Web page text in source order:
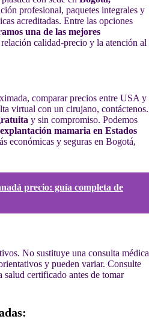
profesional, paquetes integrales y
acreditadas. Entre las opciones
una de las mejores
calidad-precio y la atención al
comparar precios entre USA y
virtual con un cirujano, contáctenos.
y sin compromiso. Podemos
mamaria en Estados
económicas y seguras en Bogotá,
precio: guía completa de
No sustituye una consulta médica
y pueden variar. Consulte
certificado antes de tomar